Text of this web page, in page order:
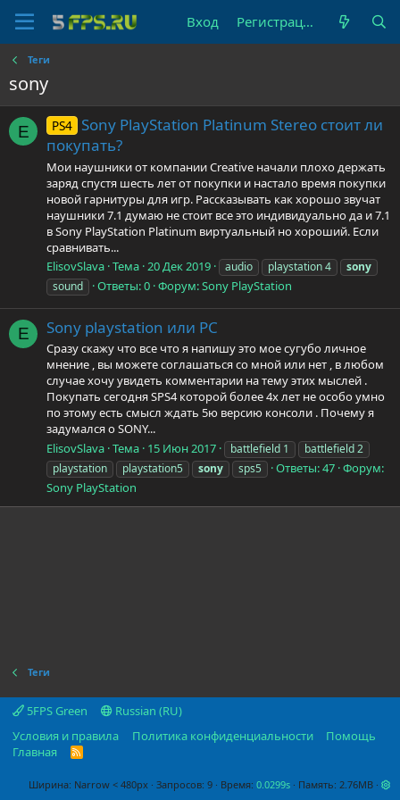
Вход Регистрация
Теги
sony
E PS4 Sony PlayStation Platinum Stereo стоит ли
покупать?
Мои наушники от компании Creative начали плохо держать
заряд спустя шесть лет от покупки и настало время покупки
новой гарнитуры для игр. Рассказывать как хорошо звучат
наушники 7.1 думаю не стоит все это индивидуально да и 7.1
в Sony PlayStation Platinum виртуальный но хороший. Если
сравнивать...
ElisovSlava Тема 20 Дек 2019 audio playstation 4
sony
sound
Ответы: 0 Форум:Sony PlayStation
E Sony playstation или PC
Сразу скажу что все что я напишу это мое сугубо личное
мнение , вы можете соглашаться со мной или нет , в любом
случае хочу увидеть комментарии на тему этих мыслей .
Покупать сегодня SPS4 которой более 4х лет не особо умно
по этому есть смысл ждать 5ю версию консоли . Почему я
задумался о SONY...
ElisovSlava Тема 15 Июн 2017 battlefield 1
battlefield 2
playstation
playstation5 sony sps5 Ответы: 47 Форум:
Sony PlayStation
Теги
5FPS Green
Russian (RU)
Условия и правила
Политика конфиденциальности
Помощь
Главная
R
Ширина Запросов 9 Время 0.0299s Память 2.76MB